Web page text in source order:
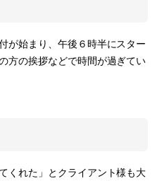
が始まり、午後６時半にスター
方の挨拶などで時間が過ぎてい
くれた」とクライアント様も大